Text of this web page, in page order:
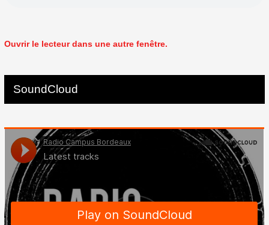
Ouvrir le lecteur dans une autre fenêtre.
SoundCloud